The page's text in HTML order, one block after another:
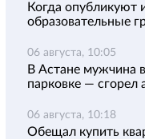
Когда опубликуют
образовательные
06 августа, 10:05
В Астане мужчина
парковке — сгорел
06 августа, 10:18
Обещал купить